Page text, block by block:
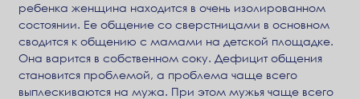
ребенка женщина находится в очень изолированном
состоянии. Ее общение со сверстницами в основном
сводится к общению с мамами на детской площадке.
Она варится в собственном соку. Дефицит общения
становится проблемой, а проблема чаще всего
выплескиваются на мужа. При этом мужья чаще всего